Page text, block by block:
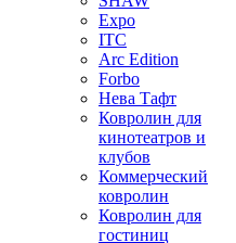
Expo
ITC
Arc Edition
Forbo
Нева Тафт
Ковролин для
кинотеатров и
клубов
Коммерческий
ковролин
Ковролин для
гостиниц